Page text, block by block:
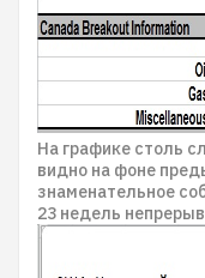
На графике столь
видно на фоне
знаменательное
23 недель